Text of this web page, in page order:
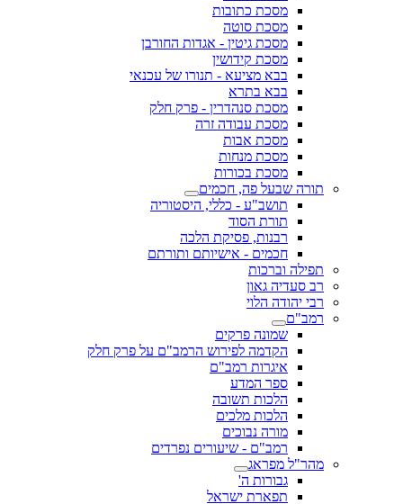
מסכת כתובות
מסכת סוטה
מסכת גיטין - אגדות החורבן
מסכת קידושין
בבא מציעא - תנורו של עכנאי
בבא בתרא
מסכת סנהדרין - פרק חלק
מסכת עבודה זרה
מסכת אבות
מסכת מנחות
מסכת בכורות
תורה שבעל פה, חכמים
תושב"ע - כללי, היסטוריה
תורת הסוד
רבנות, פסיקת הלכה
חכמים - אישיותם ותורתם
תפילה וברכות
רב סעדיה גאון
רבי יהודה הלוי
רמב"ם
שמונה פרקים
הקדמה לפירוש הרמב"ם על פרק חלק
איגרות רמב"ם
ספר המדע
הלכות תשובה
הלכות מלכים
מורה נבוכים
רמב"ם - שיעורים נפרדים
מהר"ל מפראג
גבורות ה'
תפארת ישראל